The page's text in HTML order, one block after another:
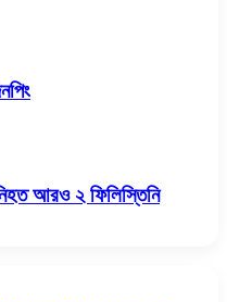
আরও ২ ফিলিস্তিনি